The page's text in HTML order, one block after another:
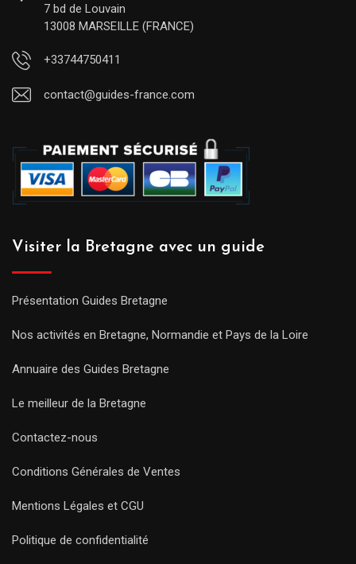
7 bd de Louvain
13008 MARSEILLE (FRANCE)
+33744750411
contact@guides-france.com
Visiter la Bretagne avec un guide
Présentation Guides Bretagne
Nos activités en Bretagne, Normandie et Pays de la Loire
Annuaire des Guides Bretagne
Le meilleur de la Bretagne
Contactez-nous
Conditions Générales de Ventes
Mentions Légales et CGU
Politique de confidentialité